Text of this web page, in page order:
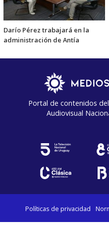
Darío Pérez trabajará en la
administración de Antía
Portal de contenidos
Audiovisual
Políticas de privacidad